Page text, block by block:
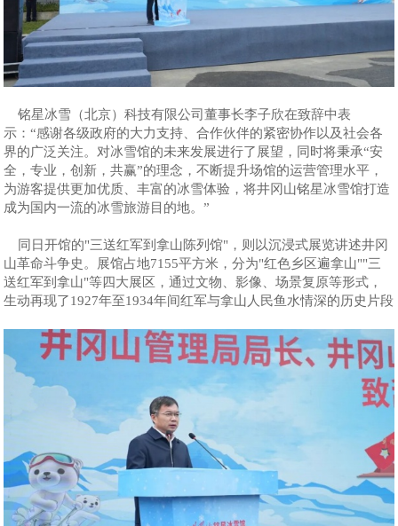
铭星冰雪（北京）科技有限公司董事长李子欣在致辞中表
示：“感谢各级政府的大力支持、合作伙伴的紧密协作以及社会各
界的广泛关注。对冰雪馆的未来发展进行了展望，同时将秉承“安
全，专业，创新，共赢”的理念，不断提升场馆的运营管理水平，
为游客提供更加优质、丰富的冰雪体验，将井冈山铭星冰雪馆打造
成为国内一流的冰雪旅游目的地。”
同日开馆的"三送红军到拿山陈列馆"，则以沉浸式展览讲述井冈
山革命斗争史。展馆占地7155平方米，分为"红色乡区遍拿山""三
送红军到拿山"等四大展区，通过文物、影像、场景复原等形式，
生动再现了1927年至1934年间红军与拿山人民鱼水情深的历史片段